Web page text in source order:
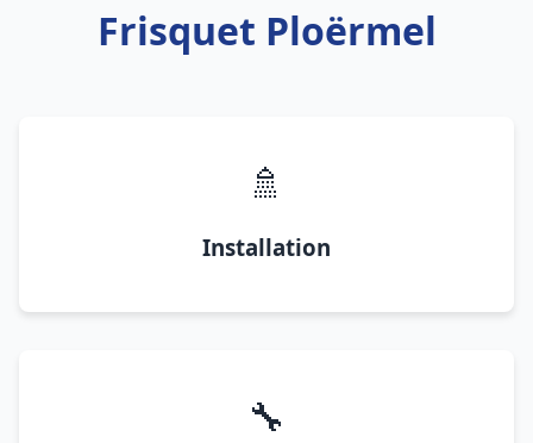
Frisquet Ploërmel
🚿
Installation
🔧